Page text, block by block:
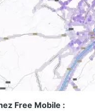
Free Mobile :